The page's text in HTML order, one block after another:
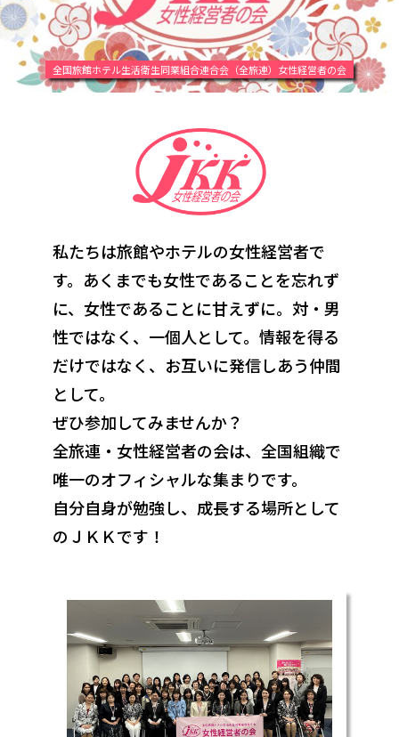
全国旅館ホテル生活衛生同業組合連合会（全旅連）女性経営者の会
私たちは旅館やホテルの女性経営者で
す。あくまでも女性であることを忘れず
に、 女性であることに甘えずに。対・男
性ではなく、一個人として。情報を得る
だけではなく、お互いに発信しあう仲間
として。
ぜひ参加してみませんか？
全旅連・女性経営者の会は、全国組織で
唯一のオフィシャルな集まりです。
自分自身が勉強し、成長する場所として
のＪＫＫです！